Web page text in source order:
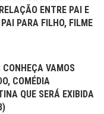
ENTRE PAI E
PARA FILHO, FILME
VAMOS
COMÉDIA
QUE SERÁ EXIBIDA